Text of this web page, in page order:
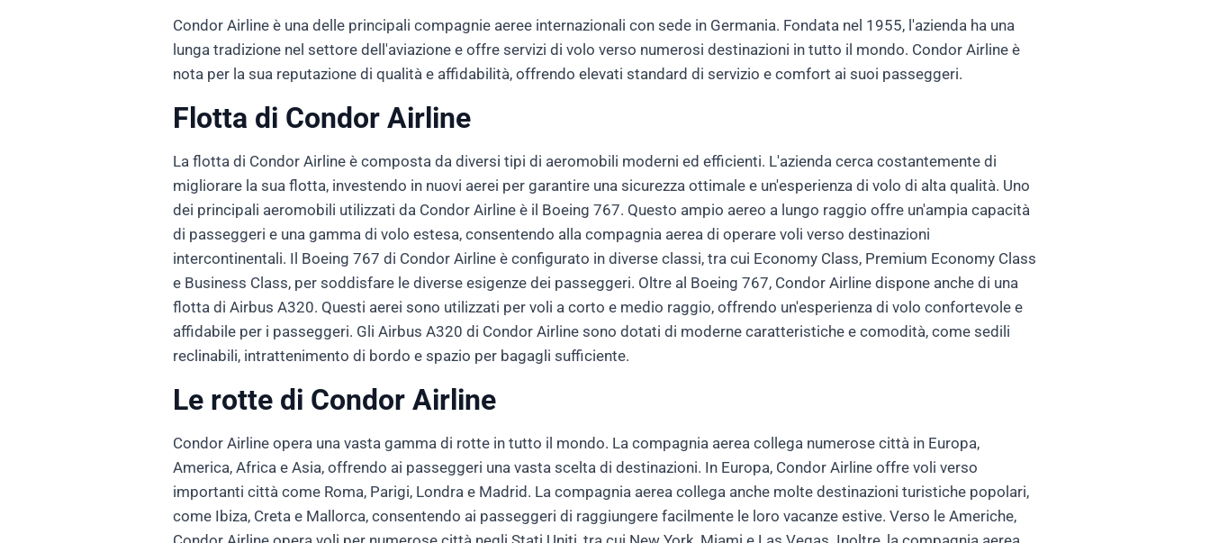
Condor Airline è una delle principali compagnie aeree internazionali con sede in Germania. Fondata nel 1955, l'azienda ha una
lunga tradizione nel settore dell'aviazione e offre servizi di volo verso numerosi destinazioni in tutto il mondo. Condor Airline è
nota per la sua reputazione di qualità e affidabilità, offrendo elevati standard di servizio e comfort ai suoi passeggeri.
Flotta di Condor Airline
La flotta di Condor Airline è composta da diversi tipi di aeromobili moderni ed efficienti. L'azienda cerca costantemente di
migliorare la sua flotta, investendo in nuovi aerei per garantire una sicurezza ottimale e un'esperienza di volo di alta qualità. Uno
dei principali aeromobili utilizzati da Condor Airline è il Boeing 767. Questo ampio aereo a lungo raggio offre un'ampia capacità
di passeggeri e una gamma di volo estesa, consentendo alla compagnia aerea di operare voli verso destinazioni
intercontinentali. Il Boeing 767 di Condor Airline è configurato in diverse classi, tra cui Economy Class, Premium Economy Class
e Business Class, per soddisfare le diverse esigenze dei passeggeri. Oltre al Boeing 767, Condor Airline dispone anche di una
flotta di Airbus A320. Questi aerei sono utilizzati per voli a corto e medio raggio, offrendo un'esperienza di volo confortevole e
affidabile per i passeggeri. Gli Airbus A320 di Condor Airline sono dotati di moderne caratteristiche e comodità, come sedili
reclinabili, intrattenimento di bordo e spazio per bagagli sufficiente.
Le rotte di Condor Airline
Condor Airline opera una vasta gamma di rotte in tutto il mondo. La compagnia aerea collega numerose città in Europa,
America, Africa e Asia, offrendo ai passeggeri una vasta scelta di destinazioni. In Europa, Condor Airline offre voli verso
importanti città come Roma, Parigi, Londra e Madrid. La compagnia aerea collega anche molte destinazioni turistiche popolari,
come Ibiza, Creta e Mallorca, consentendo ai passeggeri di raggiungere facilmente le loro vacanze estive. Verso le Americhe,